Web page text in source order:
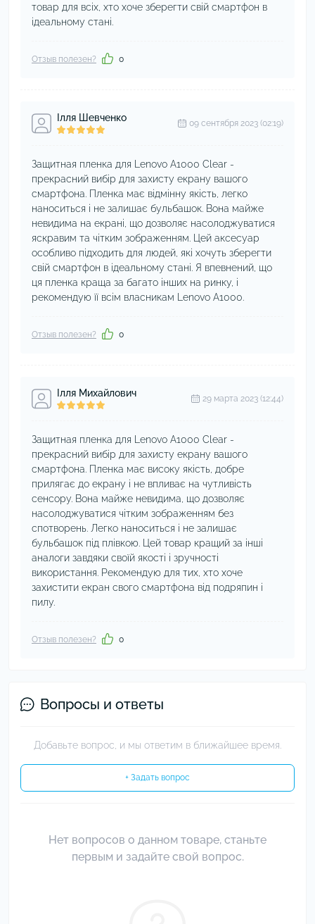
товар для всіх, хто хоче зберегти свій смартфон в
ідеальному стані.
Отзыв полезен? 0
Ілля Шевченко 09 сентября 2023 (02:19)
Защитная пленка для Lenovo A1000 Clear -
прекрасний вибір для захисту екрану вашого
смартфона. Пленка має відмінну якість, легко
наноситься і не залишає бульбашок. Вона майже
невидима на екрані, що дозволяє насолоджуватися
яскравим та чітким зображенням. Цей аксесуар
особливо підходить для людей, які хочуть зберегти
свій смартфон в ідеальному стані. Я впевнений, що
ця пленка краща за багато інших на ринку, і
рекомендую її всім власникам Lenovo A1000.
Отзыв полезен? 0
Ілля Михайлович 29 марта 2023 (12:44)
Защитная пленка для Lenovo A1000 Clear -
прекрасний вибір для захисту екрану вашого
смартфона. Пленка має високу якість, добре
прилягає до екрану і не впливає на чутливість
сенсору. Вона майже невидима, що дозволяє
насолоджуватися чітким зображенням без
спотворень. Легко наноситься і не залишає
бульбашок під плівкою. Цей товар кращий за інші
аналоги завдяки своїй якості і зручності
використання. Рекомендую для тих, хто хоче
захистити екран свого смартфона від подряпин і
пилу.
Отзыв полезен? 0
Вопросы и ответы
Добавьте вопрос, и мы ответим в ближайшее время.
+ Задать вопрос
Нет вопросов о данном товаре, станьте
первым и задайте свой вопрос.